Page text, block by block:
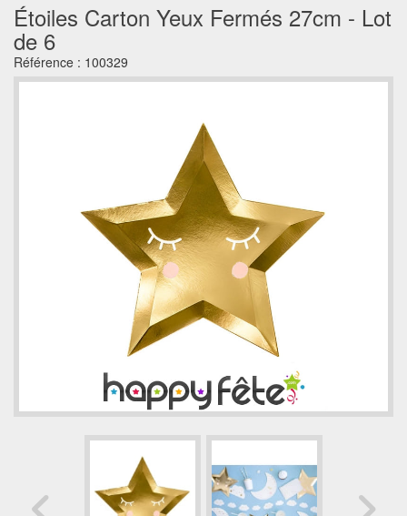
Étoiles Carton Yeux Fermés 27cm - Lot
de 6
Référence : 100329